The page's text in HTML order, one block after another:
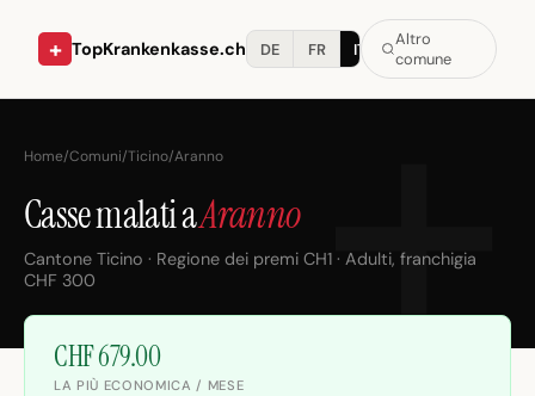
+ TopKrankenkasse.ch DE FR IT
Altro
comune
Home/Comuni/Ticino/Aranno
Casse malati aAranno
Cantone Ticino · Regione dei premi CH1 · Adulti, franchigia
CHF 300
CHF 679.00
LA PIÙ ECONOMICA / MESE